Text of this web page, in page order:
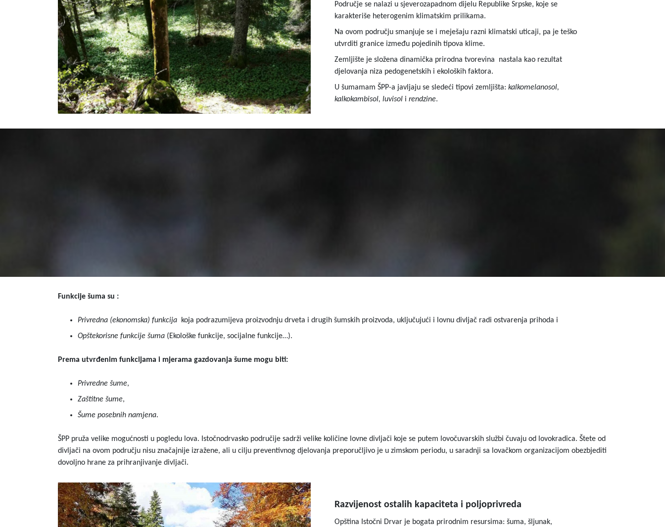
Područje se nalazi u sjeverozapadnom dijelu Republike Srpske, koje se
karakteriše heterogenim klimatskim prilikama.
Na ovom području smanjuje se i meješaju razni klimatski uticaji, pa je teško
utvrditi granice između pojedinih tipova klime.
Zemljište je složena dinamička prirodna tvorevina nastala kao rezultat
djelovanja niza pedogenetskih i ekoloških faktora.
U šumamam ŠPP-a javljaju se sledeći tipovi zemljišta: kalkomelanosol,
kalkokambisol, luvisoli rendzine.
Funkcije šuma su :
Privredna (ekonomska) funkcija koja podrazumijeva proizvodnju drveta i drugih šumskih proizvoda, uključujući i lovnu divljač radi ostvarenja prihoda i
Opštekorisne funkcije šuma (Ekološke funkcije, socijalne funkcije…).
Prema utvrđenim funkcijama i mjerama gazdovanja šume mogu biti:
Privredne šume,
Zaštitne šume,
Šume posebnih namjena.
ŠPP pruža velike mogućnosti u pogledu lova. Istočnodrvasko područije sadrži velike količine lovne divljači koje se putem lovočuvarskih službi čuvaju od lovokradica. Štete od
divljači na ovom području nisu značajnije izražene, ali u cilju preventivnog djelovanja preporučljivo je u zimskom periodu, u saradnji sa lovačkom organizacijom obezbjediti
dovoljno hrane za prihranjivanje divljači.
Razvijenost ostalih kapaciteta i poljoprivreda
Opština Istočni Drvar je bogata prirodnim resursima: šuma, šljunak,